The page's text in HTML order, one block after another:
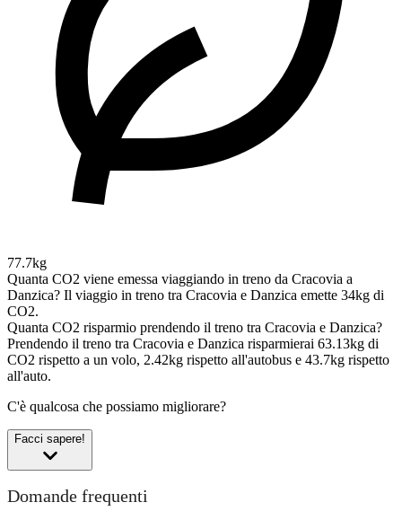
77.7kg
Quanta CO2 viene emessa viaggiando in treno da Cracovia a
Danzica? Il viaggio in treno tra Cracovia e Danzica emette 34kg di
CO2.
Quanta CO2 risparmio prendendo il treno tra Cracovia e Danzica?
Prendendo il treno tra Cracovia e Danzica risparmierai 63.13kg di
CO2 rispetto a un volo, 2.42kg rispetto all'autobus e 43.7kg rispetto
all'auto.
C'è qualcosa che possiamo migliorare?
Facci sapere!
Domande frequenti